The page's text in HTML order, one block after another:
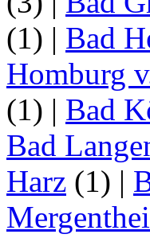
(1) | Bad
Homburg
(1) | Bad
Bad
Harz (1) |